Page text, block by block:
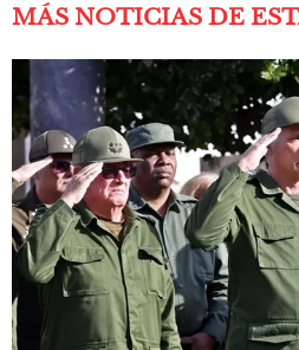
MÁS NOTICIAS DE